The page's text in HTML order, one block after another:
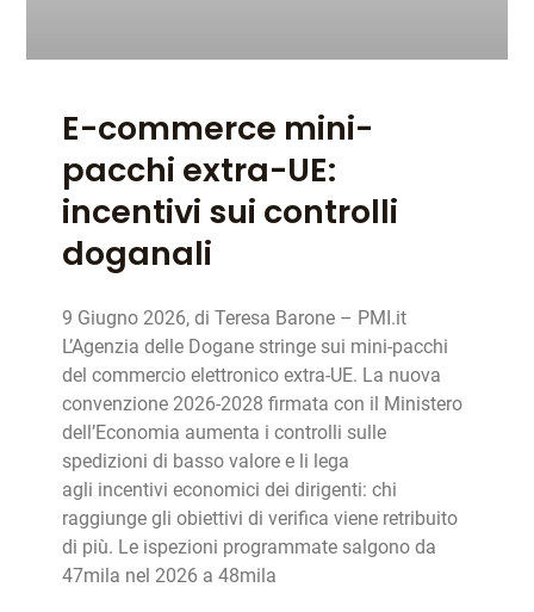
E-commerce mini-
pacchi extra-UE:
incentivi sui controlli
doganali
9 Giugno 2026, di Teresa Barone – PMI.it
L’Agenzia delle Dogane stringe sui mini-pacchi
del commercio elettronico extra-UE. La nuova
convenzione 2026-2028 firmata con il Ministero
dell’Economia aumenta i controlli sulle
spedizioni di basso valore e li lega
agli incentivi economici dei dirigenti: chi
raggiunge gli obiettivi di verifica viene retribuito
di più. Le ispezioni programmate salgono da
47mila nel 2026 a 48mila